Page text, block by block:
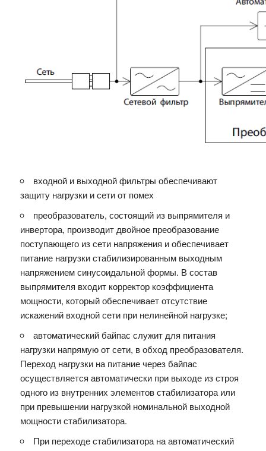
входной и выходной фильтры обеспечивают
защиту нагрузки и сети от помех
преобразователь, состоящий из выпрямителя и
инвертора, производит двойное преобразование
поступающего из сети напряжения и обеспечивает
питание нагрузки стабилизированным выходным
напряжением синусоидальной формы. В состав
выпрямителя входит корректор коэффициента
мощности, который обеспечивает отсутствие
искажений входной сети при нелинейной нагрузке;
автоматический байпас служит для питания
нагрузки напрямую от сети, в обход преобразователя.
Переход нагрузки на питание через байпас
осуществляется автоматически при выходе из строя
одного из внутренних элементов стабилизатора или
при превышении нагрузкой номинальной выходной
мощности стабилизатора.
При переходе стабилизатора на автоматический